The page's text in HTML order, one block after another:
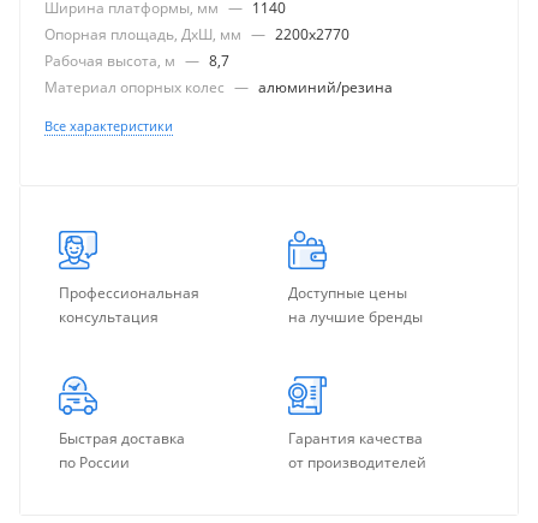
Ширина платформы, мм — 1140
Опорная площадь, ДхШ, мм — 2200x2770
Рабочая высота, м — 8,7
Материал опорных колес — алюминий/резина
Все характеристики
Профессиональная
консультация
Доступные цены
на лучшие бренды
Быстрая доставка
по России
Гарантия качества
от производителей